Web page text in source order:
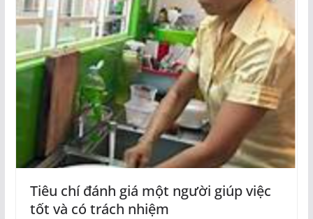
Tiêu chí đánh giá một người giúp việc
tốt và có trách nhiệm